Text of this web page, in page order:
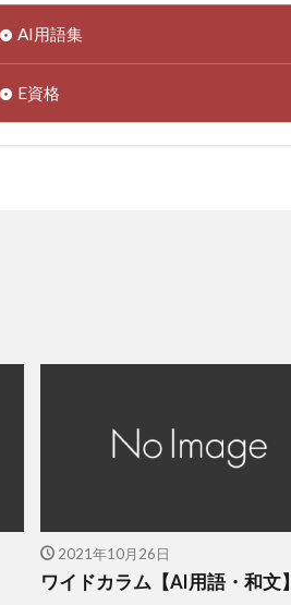
AI用語集
E資格
2021年10月26日
ワイドカラム【AI用語・和文】